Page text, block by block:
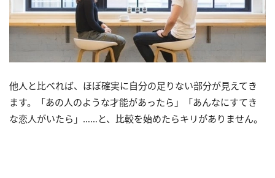
他人と比べれば、ほぼ確実に自分の足りない部分が見えてき
ます。「あの人のような才能があったら」「あんなにすてき
な恋人がいたら」……と、比較を始めたらキリがありません。